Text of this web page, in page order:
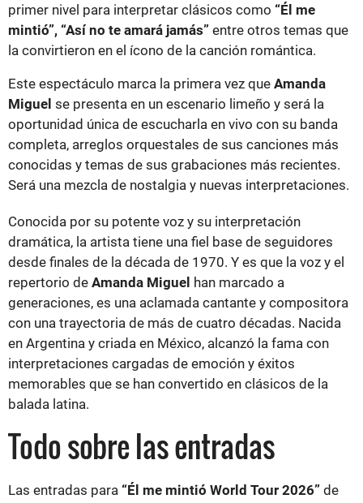
primer nivel para interpretar clásicos como “Él me
mintió”, “Así no te amará jamás” entre otros temas que
la convirtieron en el ícono de la canción romántica.
Este espectáculo marca la primera vez que Amanda
Miguel se presenta en un escenario limeño y será la
oportunidad única de escucharla en vivo con su banda
completa, arreglos orquestales de sus canciones más
conocidas y temas de sus grabaciones más recientes.
Será una mezcla de nostalgia y nuevas interpretaciones.
Conocida por su potente voz y su interpretación
dramática, la artista tiene una fiel base de seguidores
desde finales de la década de 1970. Y es que la voz y el
repertorio de Amanda Miguel han marcado a
generaciones, es una aclamada cantante y compositora
con una trayectoria de más de cuatro décadas. Nacida
en Argentina y criada en México, alcanzó la fama con
interpretaciones cargadas de emoción y éxitos
memorables que se han convertido en clásicos de la
balada latina.
Todo sobre las entradas
Las entradas para “Él me mintió World Tour 2026” de